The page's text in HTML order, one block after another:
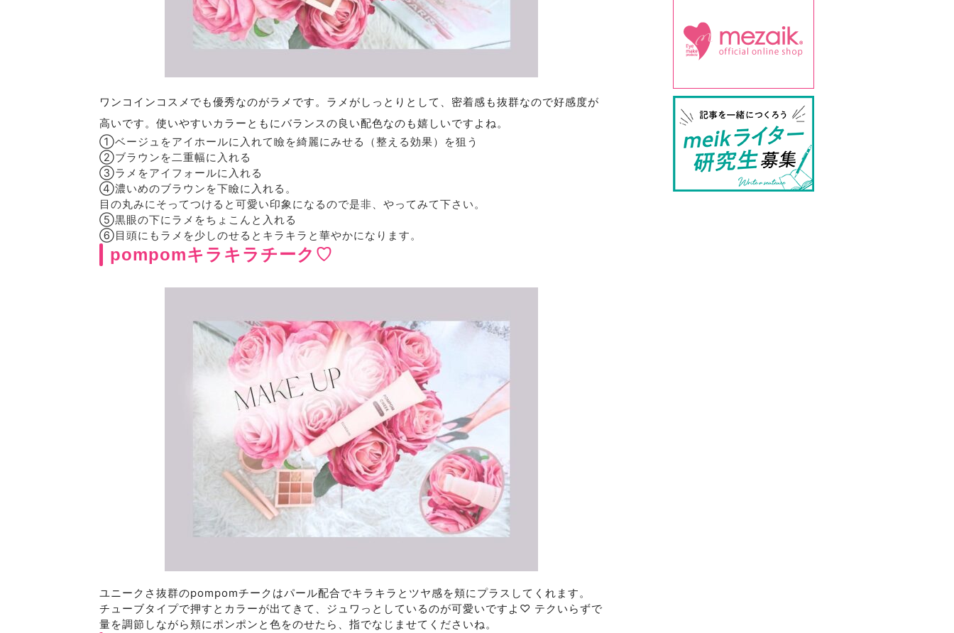
ワンコインコスメでも優秀なのがラメです。ラメがしっとりとして、密着感も抜群なので好感度が
高いです。使いやすいカラーともにバランスの良い配色なのも嬉しいですよね。
①ベージュをアイホールに入れて瞼を綺麗にみせる（整える効果）を狙う
②ブラウンを二重幅に入れる
③ラメをアイフォールに入れる
④濃いめのブラウンを下瞼に入れる。
目の丸みにそってつけると可愛い印象になるので是非、やってみて下さい。
⑤黒眼の下にラメをちょこんと入れる
⑥目頭にもラメを少しのせるとキラキラと華やかになります。
pompomキラキラチーク♡
ユニークさ抜群のpompomチークはパール配合でキラキラとツヤ感を頬にプラスしてくれます。
チューブタイプで押すとカラーが出てきて、ジュワっとしているのが可愛いですよ♡ テクいらずで
量を調節しながら頬にポンポンと色をのせたら、指でなじませてくださいね。